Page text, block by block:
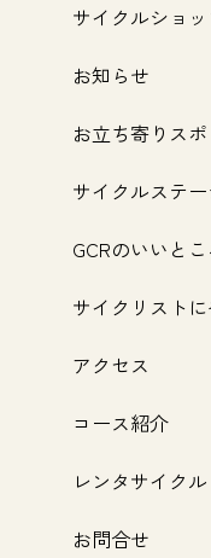
サイクルショ
お知らせ
お立ち寄りス
サイクルステ
GCRのいいとこ
サイクリスト
アクセス
コース紹介
レンタサイクル
お問合せ